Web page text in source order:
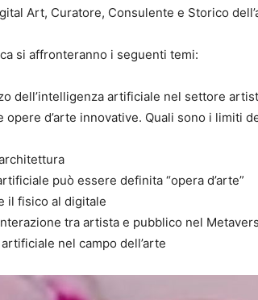
Art, Curatore, Consulente e Storico
si affronteranno i seguenti temi:
dell’intelligenza artificiale nel settore
d’arte innovative. Quali sono i limiti
può essere definita “opera d’arte”
il fisico al digitale
tra artista e pubblico nel
nel campo dell’arte